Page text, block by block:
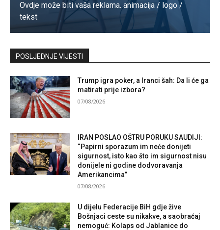
Ovdje može biti vaša reklama. animacija / logo /
tekst
Kontaktirajte nas
POSLJEDNJE VIJESTI
Trump igra poker, a Iranci šah: Da li će ga
matirati prije izbora?
07/08/2026
IRAN POSLAO OŠTRU PORUKU SAUDIJI:
“Papirni sporazum im neće donijeti
sigurnost, isto kao što im sigurnost nisu
donijele ni godine dodvoravanja
Amerikancima”
07/08/2026
U dijelu Federacije BiH gdje žive
Bošnjaci ceste su nikakve, a saobraćaj
nemoguć: Kolaps od Jablanice do